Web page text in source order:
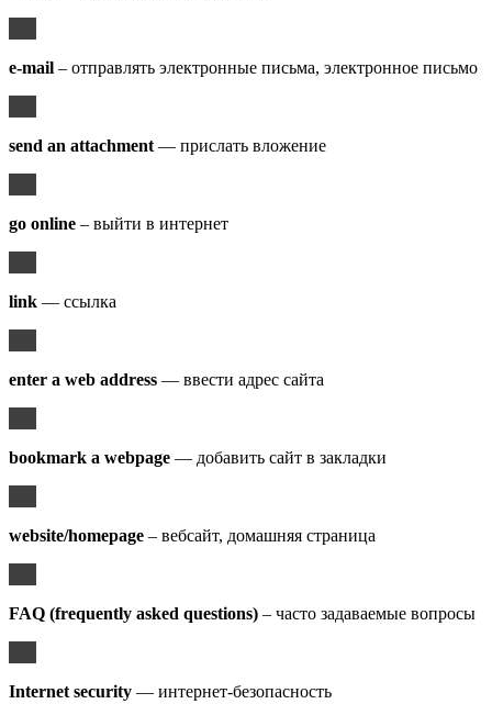
e-mail – отправлять электронные письма, электронное письмо
send an attachment — прислать вложение
go online – выйти в интернет
link — ссылка
enter a web address — ввести адрес сайта
bookmark a webpage — добавить сайт в закладки
website/homepage – вебсайт, домашняя страница
FAQ (frequently asked questions) – часто задаваемые вопросы
Internet security — интернет-безопасность